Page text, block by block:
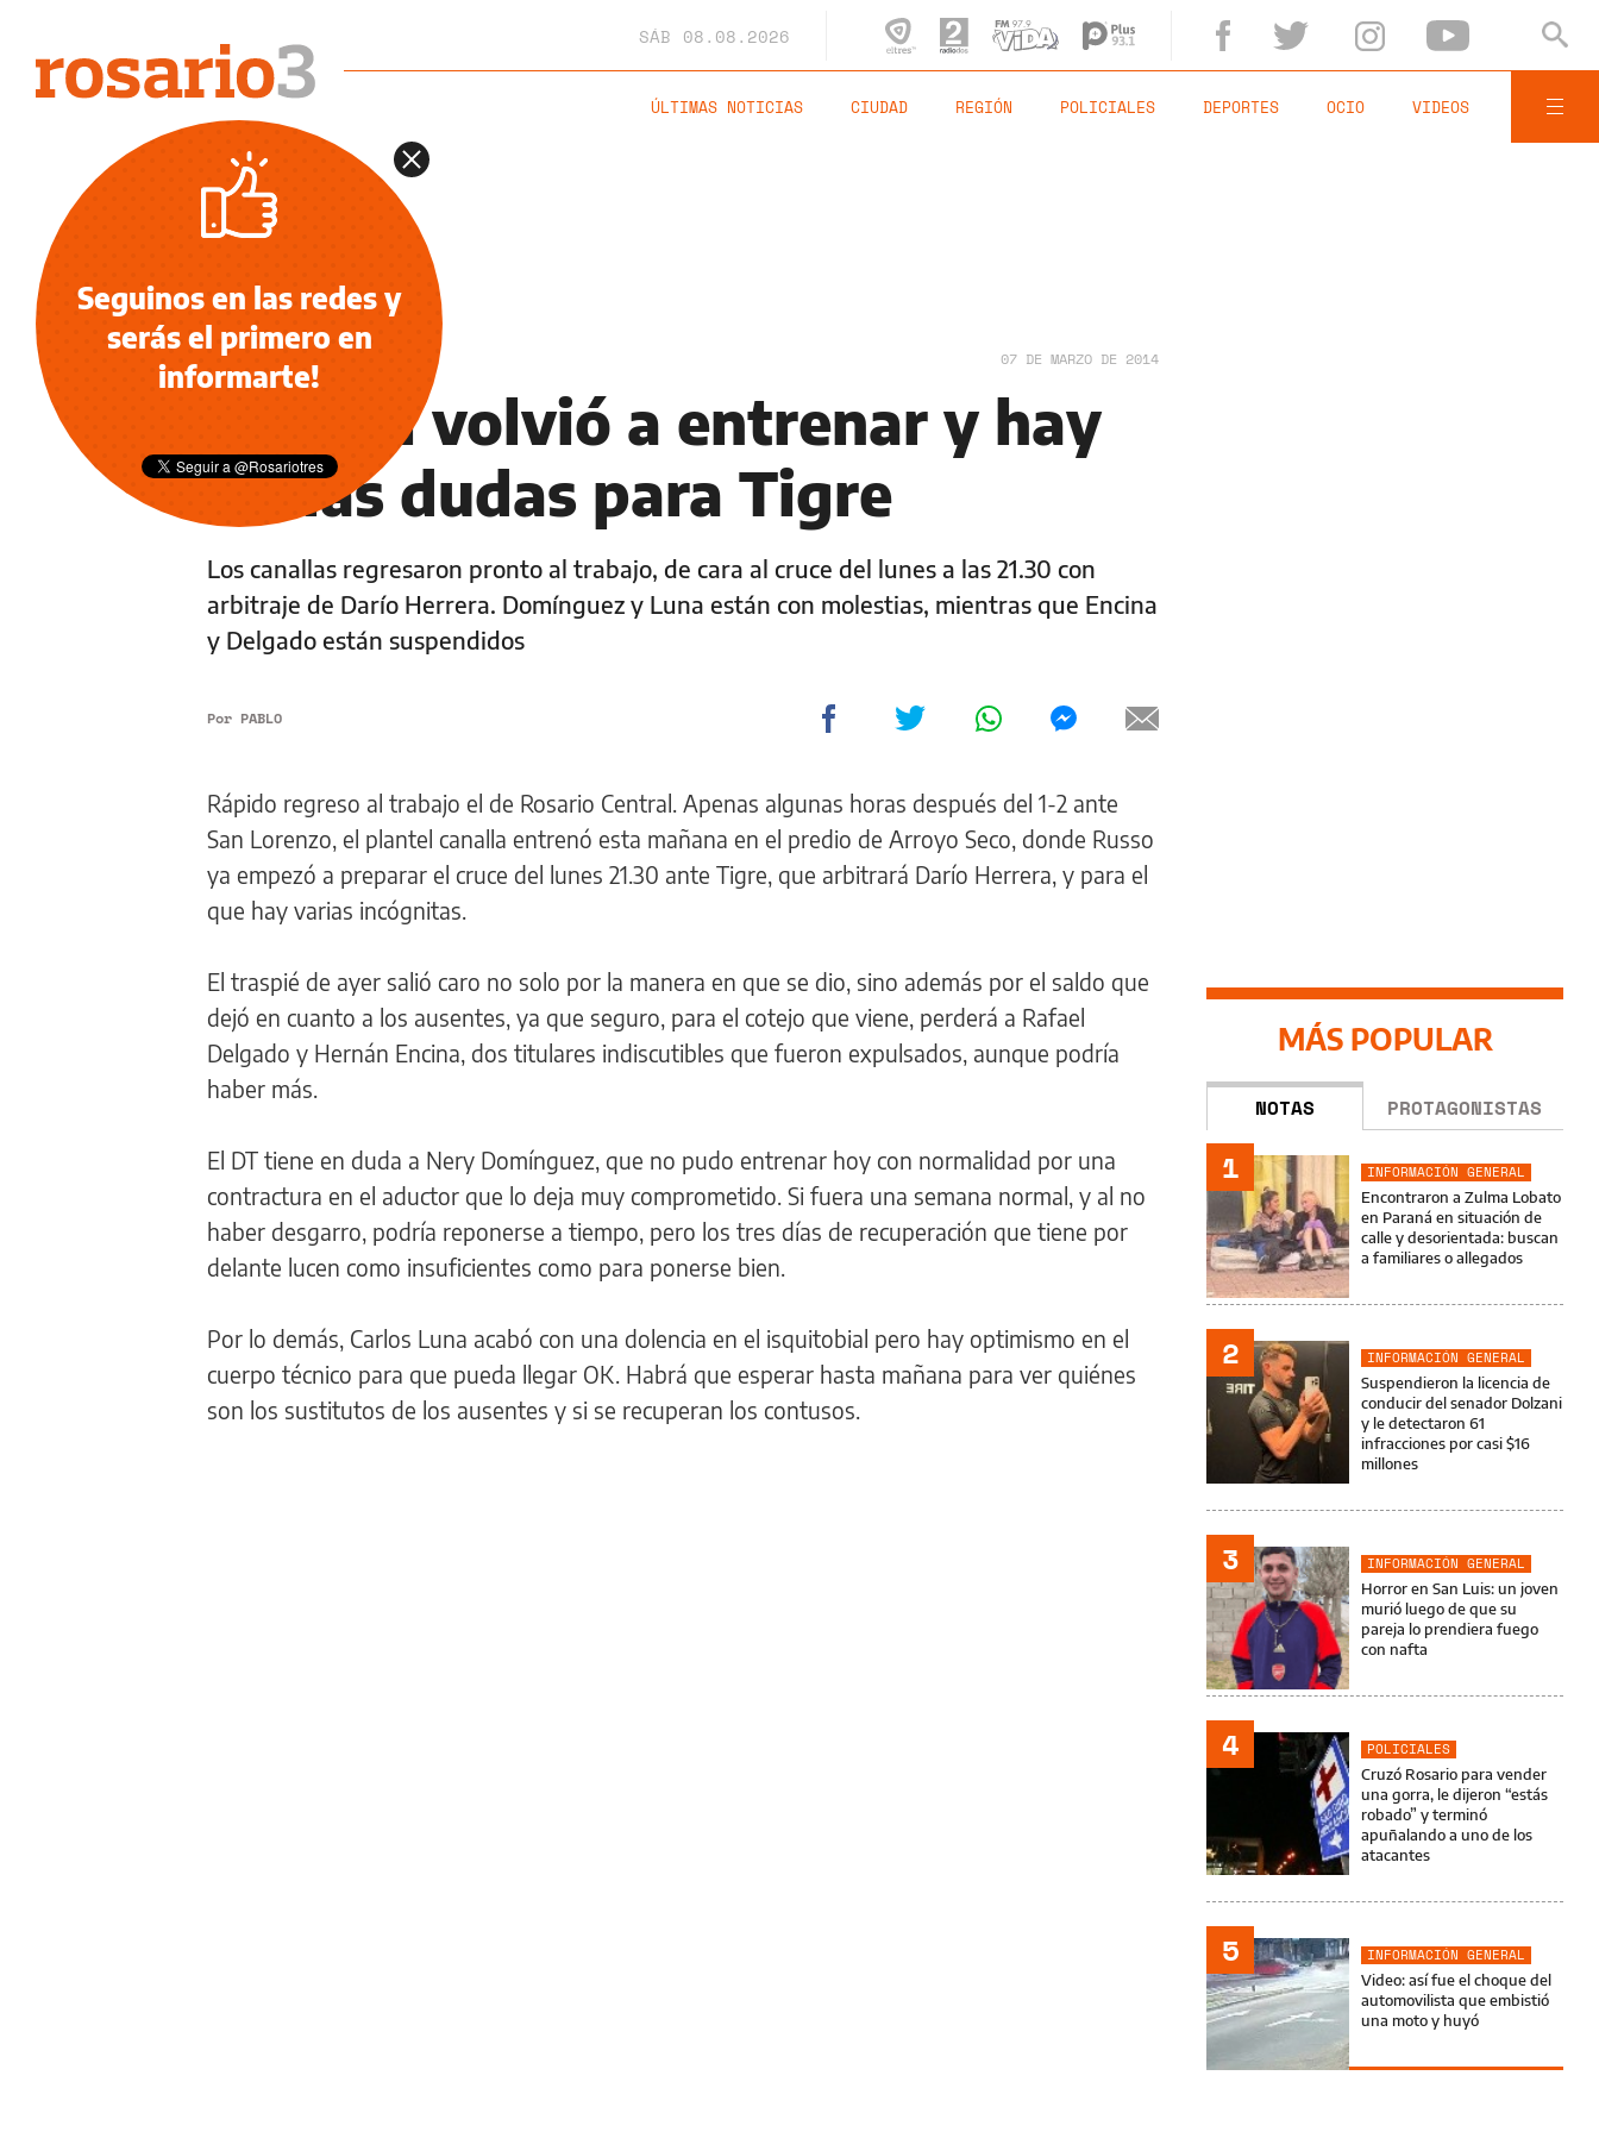
SÁB 08.08.2026
ÚLTIMAS NOTICIAS CIUDAD REGIÓN POLICIALES DEPORTES OCIO VIDEOS
NOTICIAS 07 DE MARZO DE 2014
Central volvió a entrenar y hay
varias dudas para Tigre
Los canallas regresaron pronto al trabajo, de cara al cruce del lunes a las 21.30 con
arbitraje de Darío Herrera. Domínguez y Luna están con molestias, mientras que Encina
y Delgado están suspendidos
Por PABLO
Rápido regreso al trabajo el de Rosario Central. Apenas algunas horas después del 1-2 ante
San Lorenzo, el plantel canalla entrenó esta mañana en el predio de Arroyo Seco, donde Russo
ya empezó a preparar el cruce del lunes 21.30 ante Tigre, que arbitrará Darío Herrera, y para el
que hay varias incógnitas.
El traspié de ayer salió caro no solo por la manera en que se dio, sino además por el saldo que
dejó en cuanto a los ausentes, ya que seguro, para el cotejo que viene, perderá a Rafael
Delgado y Hernán Encina, dos titulares indiscutibles que fueron expulsados, aunque podría
haber más.
El DT tiene en duda a Nery Domínguez, que no pudo entrenar hoy con normalidad por una
contractura en el aductor que lo deja muy comprometido. Si fuera una semana normal, y al no
haber desgarro, podría reponerse a tiempo, pero los tres días de recuperación que tiene por
delante lucen como insuficientes como para ponerse bien.
Por lo demás, Carlos Luna acabó con una dolencia en el isquitobial pero hay optimismo en el
cuerpo técnico para que pueda llegar OK. Habrá que esperar hasta mañana para ver quiénes
son los sustitutos de los ausentes y si se recuperan los contusos.
MÁS POPULAR
NOTAS PROTAGONISTAS
1
INFORMACIÓN GENERAL
Encontraron a Zulma Lobato
en Paraná en situación de
calle y desorientada: buscan
a familiares o allegados
2
INFORMACIÓN GENERAL
Suspendieron la licencia de
conducir del senador Dolzani
y le detectaron 61
infracciones por casi $16
millones
3
INFORMACIÓN GENERAL
Horror en San Luis: un joven
murió luego de que su
pareja lo prendiera fuego
con nafta
4
POLICIALES
Cruzó Rosario para vender
una gorra, le dijeron “estás
robado” y terminó
apuñalando a uno de los
atacantes
5
INFORMACIÓN GENERAL
Video: así fue el choque del
automovilista que embistió
una moto y huyó
Seguinos en las redes y
serás el primero en
informarte!